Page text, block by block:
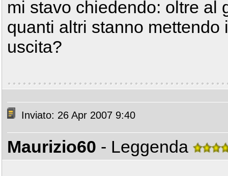
mi stavo chiedendo: oltre al
quanti altri stanno mettendo
uscita?
Inviato: 26 Apr 2007 9:40
Maurizio60 - Leggenda